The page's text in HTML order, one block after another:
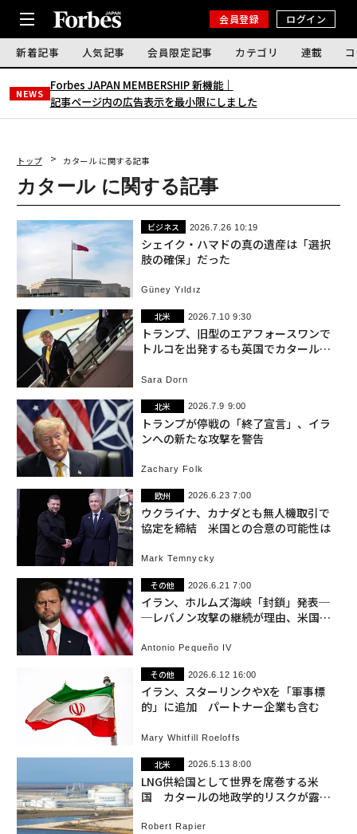
会員登録 ログイン
新着記事 人気記事 会員限定記事 カテゴリ 連載
NEWS
Forbes JAPAN MEMBERSHIP 新機能｜
記事ページ内の広告表示を最小限にしました
トップ カタール に関する記事
カタール に関する記事
ビジネス 2026.7.26 10:19
シェイク・ハマドの真の遺産は「選択
肢の確保」だった
Güney Yıldız
北米 2026.7.10 9:30
トランプ、旧型のエアフォースワンで
トルコを出発するも英国でカタール寄
Sara Dorn
北米 2026.7.9 9:00
トランプが停戦の「終了宣言」、イラ
ンへの新たな攻撃を警告
Zachary Folk
欧州 2026.6.23 7:00
ウクライナ、カナダとも無人機取引で
協定を締結 米国との合意の可能性は
Mark Temnycky
その他 2026.6.21 7:00
イラン、ホルムズ海峡「封鎖」発表─
─レバノン攻撃の継続が理由、米国は
Antonio Pequeño IV
その他 2026.6.12 16:00
イラン、スターリンクやXを「軍事標
的」に追加 パートナー企業も含む
Mary Whitfill Roeloffs
北米 2026.5.13 8:00
LNG供給国として世界を席巻する米
国 カタールの地政学的リスクが露呈
Robert Rapier